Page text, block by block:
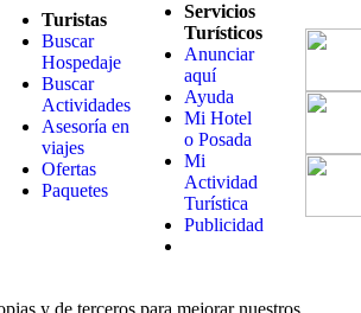
Turistas
Buscar
Hospedaje
Buscar
Actividades
Asesoría en
viajes
Ofertas
Paquetes
Servicios
Turísticos
Anunciar
aquí
Ayuda
Mi Hotel
o Posada
Mi
Actividad
Turística
Publicidad
y de terceros para mejorar nuestros